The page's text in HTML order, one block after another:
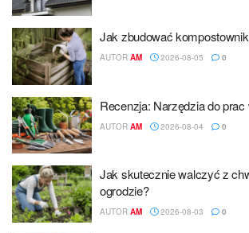
Jak zbudować
AUTOR AM 2026-08-05 0
Recenzja: Narzędzia do
AUTOR AM 2026-08-04 0
Jak skutecznie walczyć z
ogrodzie?
AUTOR AM 2026-08-03 0